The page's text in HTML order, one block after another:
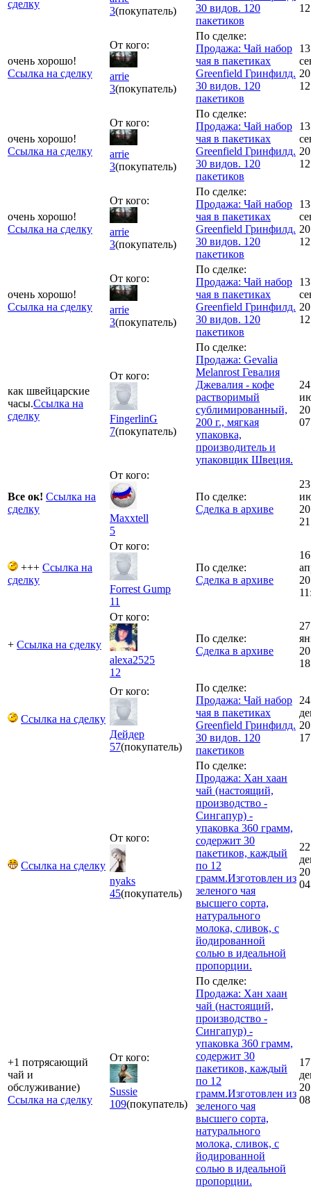
сделку
3(покупатель)
30 видов. 120
пакетиков
очень хорошо!
Ссылка на сделку
От кого:
arrie
3(покупатель)
По сделке:
Продажа: Чай набор
чая в пакетиках
Greenfield Гринфилд.
30 видов. 120
пакетиков
13
очень хорошо!
Ссылка на сделку
От кого:
arrie
3(покупатель)
По сделке:
Продажа: Чай набор
чая в пакетиках
Greenfield Гринфилд.
30 видов. 120
пакетиков
13
очень хорошо!
Ссылка на сделку
От кого:
arrie
3(покупатель)
По сделке:
Продажа: Чай набор
чая в пакетиках
Greenfield Гринфилд.
30 видов. 120
пакетиков
13
очень хорошо!
Ссылка на сделку
От кого:
arrie
3(покупатель)
По сделке:
Продажа: Чай набор
чая в пакетиках
Greenfield Гринфилд.
30 видов. 120
пакетиков
13
как швейцарские
часы.Ссылка на
сделку
От кого:
FingerlinG
7(покупатель)
По сделке:
Продажа: Gevalia
Melanrost Гевалия
Джевалия - кофе
растворимый
сублимированный,
200 г., мягкая
упаковка,
производитель и
упаковщик Швеция.
24
Все ок! Ссылка на
сделку
От кого:
Maxxtell
5
По сделке:
Сделка в архиве
23
+++ Ссылка на
сделку
От кого:
Forrest Gump
11
По сделке:
Сделка в архиве
16
+ Ссылка на сделку
От кого:
alexa2525
12
По сделке:
Сделка в архиве
27
Ссылка на сделку
От кого:
Дейдер
57(покупатель)
По сделке:
Продажа: Чай набор
чая в пакетиках
Greenfield Гринфилд.
30 видов. 120
пакетиков
24
Ссылка на сделку
От кого:
nyaks
45(покупатель)
По сделке:
Продажа: Хан хаан
чай (настоящий,
производство -
Сингапур) -
упаковка 360 грамм,
содержит 30
пакетиков, каждый
по 12
грамм.Изготовлен из
зеленого чая
высшего сорта,
натурального
молока, сливок, с
йодированной
солью в идеальной
пропорции.
22
+1 потрясающий
чай и
обслуживание)
Ссылка на сделку
От кого:
Sussie
109(покупатель)
По сделке:
Продажа: Хан хаан
чай (настоящий,
производство -
Сингапур) -
упаковка 360 грамм,
содержит 30
пакетиков, каждый
по 12
грамм.Изготовлен из
зеленого чая
высшего сорта,
натурального
молока, сливок, с
йодированной
солью в идеальной
пропорции.
17